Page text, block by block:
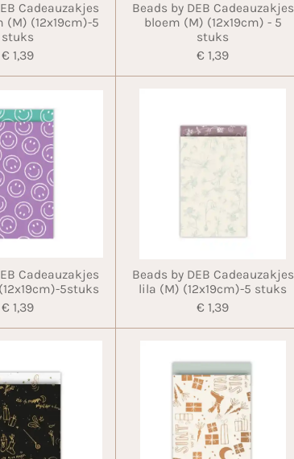
Cadeauzakjes
(M) (12x19cm)-5
stuks
€ 1,39
Beads by DEB Cadeauzakjes
bloem (M) (12x19cm) - 5
stuks
€ 1,39
Cadeauzakjes
5stuks
€ 1,39
Beads by DEB Cadeauzakjes
lila (M) (12x19cm)-5 stuks
€ 1,39